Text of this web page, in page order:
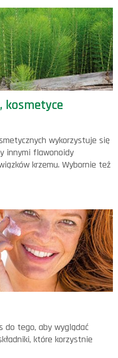
kosmetyce
wykorzystuje się
innymi flawonoidy
krzemu. Wybornie też
do tego, aby wyglądać
które korzystnie